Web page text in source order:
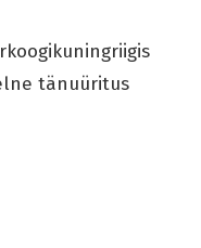
tänuüritus